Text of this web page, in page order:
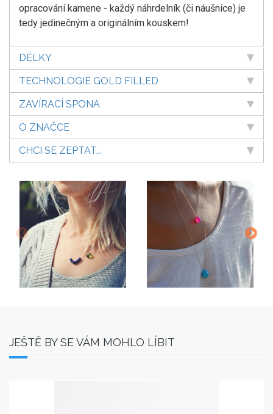
opracování kamene - každý náhrdelník (či náušnice) je
tedy jedinečným a originálním kouskem!
DÉLKY
TECHNOLOGIE GOLD FILLED
ZAVÍRACÍ SPONA
O ZNAČCE
CHCI SE ZEPTAT...
JEŠTĚ BY SE VÁM MOHLO LÍBIT